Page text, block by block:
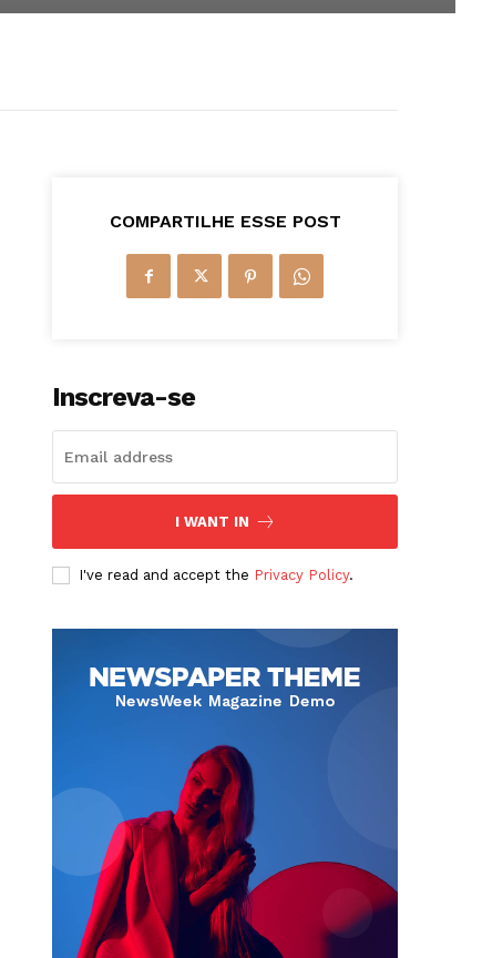
COMPARTILHE ESSE POST
Inscreva-se
I WANT IN
I've read and accept the Privacy Policy.